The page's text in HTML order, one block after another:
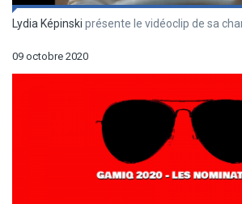
Lydia Képinski présente le vidéoclip de sa
09 octobre 2020